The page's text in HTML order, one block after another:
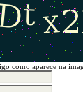
como aparece na